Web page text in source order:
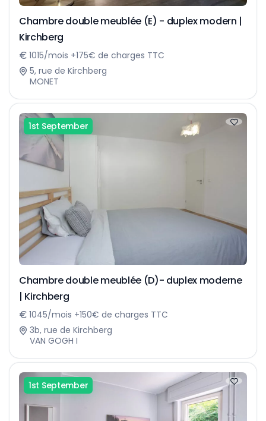
Chambre double meublée (E) - duplex modern |
Kirchberg
1015/mois +175€ de charges TTC
5, rue de Kirchberg
MONET
1st September
Chambre double meublée (D)- duplex moderne
| Kirchberg
1045/mois +150€ de charges TTC
3b, rue de Kirchberg
VAN GOGH I
1st September